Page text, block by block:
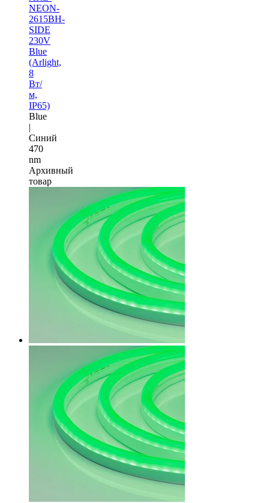
NEON-
2615BH-
SIDE
230V
Blue
(Arlight,
8
Вт/
м,
IP65)
Blue
|
Синий
470
nm
Архивный
товар